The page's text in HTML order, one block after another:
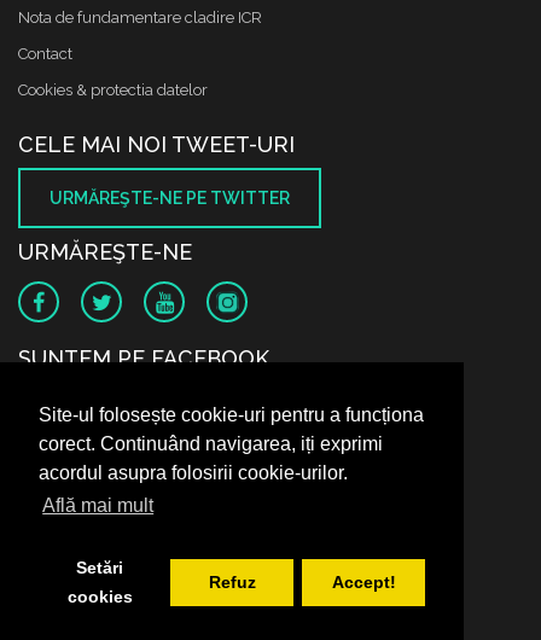
Site-ul folosește cookie-uri pentru a funcționa
corect. Continuând navigarea, iți exprimi
acordul asupra folosirii cookie-urilor.
Află mai mult
Setări
cookies
Refuz Accept!
Nota de fundamentare cladire ICR
Contact
Cookies & protectia datelor
CELE MAI NOI TWEET-URI
URMĂREŞTE-NE PE TWITTER
URMĂREŞTE-NE
SUNTEM PE FACEBOOK